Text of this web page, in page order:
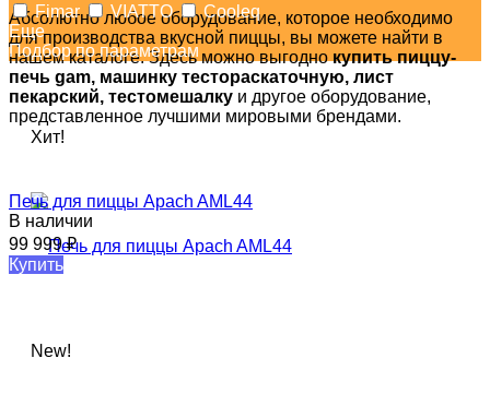
Абсолютно любое оборудование, которое необходимо
для производства вкусной пиццы, вы можете найти в
нашем каталоге. Здесь можно выгоднокупить пиццу-
печь gam, машинку тестораскаточную, лист
пекарский, тестомешалку и другое оборудование,
представленное лучшими мировыми брендами.
Fimar
VIATTO
Cooleq
Еще
Подбор по параметрам
Хит!
Печь для пиццы Apach AML44
В наличии
99 999₽
Купить
New!